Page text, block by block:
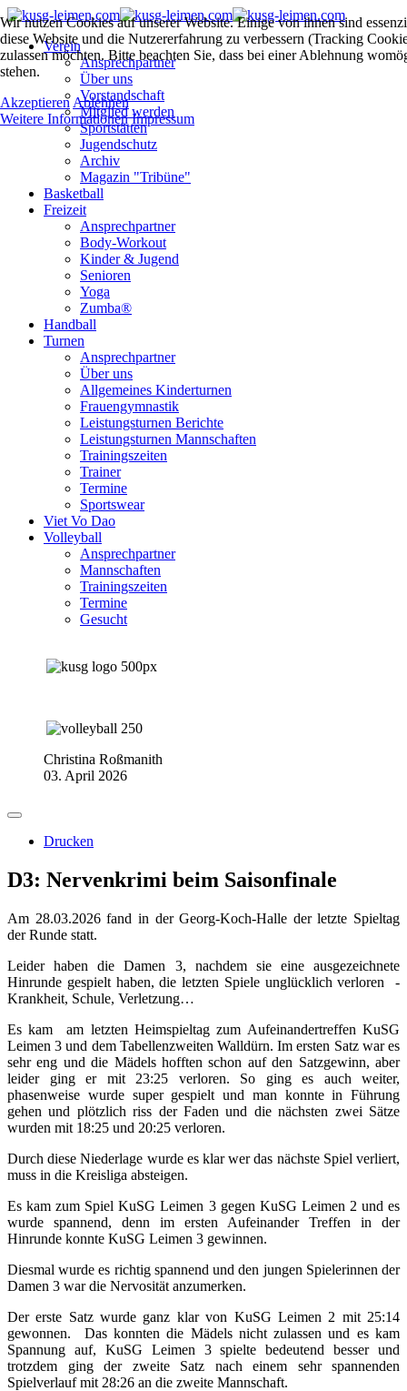
Verein
Ansprechpartner
Über uns
Vorstandschaft
Mitglied werden
Sportstätten
Jugendschutz
Archiv
Magazin "Tribüne"
Basketball
Freizeit
Ansprechpartner
Body-Workout
Kinder & Jugend
Senioren
Yoga
Zumba®
Handball
Turnen
Ansprechpartner
Über uns
Allgemeines Kinderturnen
Frauengymnastik
Leistungsturnen Berichte
Leistungsturnen Mannschaften
Trainingszeiten
Trainer
Termine
Sportswear
Viet Vo Dao
Volleyball
Ansprechpartner
Mannschaften
Trainingszeiten
Termine
Gesucht
Christina Roßmanith
03. April 2026
Drucken
D3: Nervenkrimi beim Saisonfinale
Am 28.03.2026 fand in der Georg-Koch-Halle der letzte Spieltag
der Runde statt.
Leider haben die Damen 3, nachdem sie eine ausgezeichnete
Hinrunde gespielt haben, die letzten Spiele unglücklich verloren -
Krankheit, Schule, Verletzung…
Es kam am letzten Heimspieltag zum Aufeinandertreffen KuSG
Leimen 3 und dem Tabellenzweiten Walldürn. Im ersten Satz war es
sehr eng und die Mädels hofften schon auf den Satzgewinn, aber
leider ging er mit 23:25 verloren. So ging es auch weiter,
phasenweise wurde super gespielt und man konnte in Führung
gehen und plötzlich riss der Faden und die nächsten zwei Sätze
wurden mit 18:25 und 20:25 verloren.
Durch diese Niederlage wurde es klar wer das nächste Spiel verliert,
muss in die Kreisliga absteigen.
Es kam zum Spiel KuSG Leimen 3 gegen KuSG Leimen 2 und es
wurde spannend, denn im ersten Aufeinander Treffen in der
Hinrunde konnte KuSG Leimen 3 gewinnen.
Diesmal wurde es richtig spannend und den jungen Spielerinnen der
Damen 3 war die Nervosität anzumerken.
Der erste Satz wurde ganz klar von KuSG Leimen 2 mit 25:14
gewonnen. Das konnten die Mädels nicht zulassen und es kam
Spannung auf, KuSG Leimen 3 spielte bedeutend besser und
trotzdem ging der zweite Satz nach einem sehr spannenden
Spielverlauf mit 28:26 an die zweite Mannschaft.
Wir nutzen Cookies auf unserer Website. Einige von ihnen sind
diese Website und die Nutzererfahrung zu verbessern (Tracking
zulassen möchten. Bitte beachten Sie, dass bei einer Ablehnung
stehen.
Akzeptieren Ablehnen
Weitere Informationen Impressum